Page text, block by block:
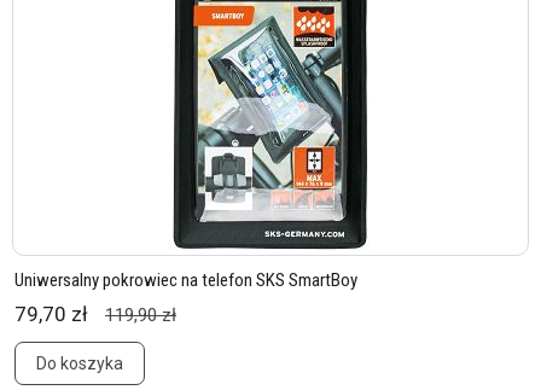
Uniwersalny pokrowiec na telefon SKS SmartBoy
79,70 zł 119,90 zł
Do koszyka